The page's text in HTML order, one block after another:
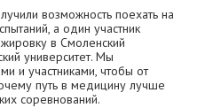
возможность поехать на
а один участник
в Смоленский
университет. Мы
и участниками, чтобы от
путь в медицину лучше
соревнований.